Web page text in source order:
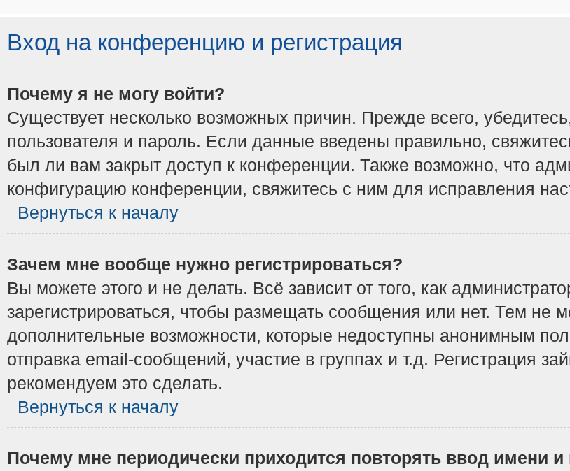
Вход на конференцию и регистрация
Почему я не могу войти?
Существует несколько возможных причин. Прежде всего,
пользователя и пароль. Если данные введены правильно,
был ли вам закрыт доступ к конференции. Также возможно, что
конфигурацию конференции, свяжитесь с ним для исправления
Вернуться к началу
Зачем мне вообще нужно регистрироваться?
Вы можете этого и не делать. Всё зависит от того, как
зарегистрироваться, чтобы размещать сообщения или нет. Тем не
дополнительные возможности, которые недоступны анонимным
отправка email-сообщений, участие в группах и т.д. Регистрация
рекомендуем это сделать.
Вернуться к началу
Почему мне периодически приходится повторять ввод имени и